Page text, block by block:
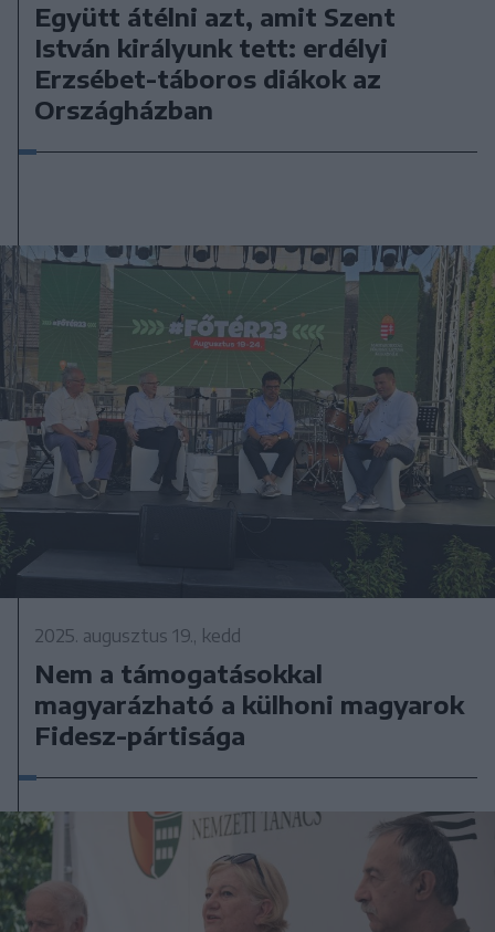
Együtt átélni azt, amit Szent
István királyunk tett: erdélyi
Erzsébet-táboros diákok az
Országházban
2025. augusztus 19., kedd
Nem a támogatásokkal
magyarázható a külhoni magyarok
Fidesz-pártisága